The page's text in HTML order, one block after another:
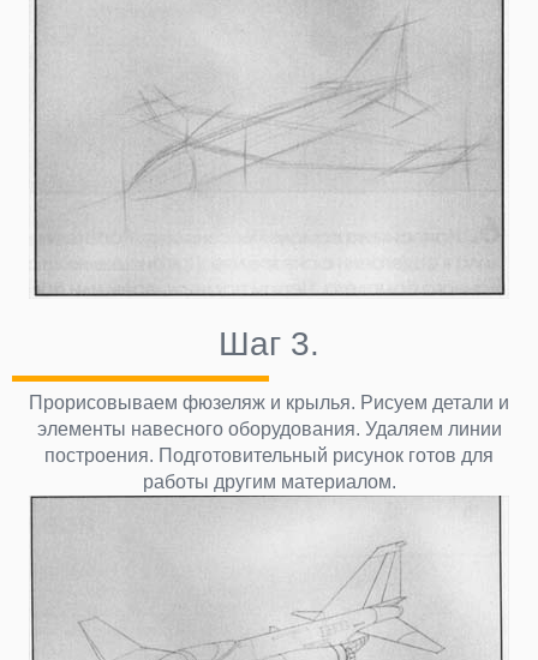
Шаг 3.
Прорисовываем фюзеляж и крылья. Рисуем детали и
элементы навесного оборудования. Удаляем линии
построения. Подготовительный рисунок готов для
работы другим материалом.